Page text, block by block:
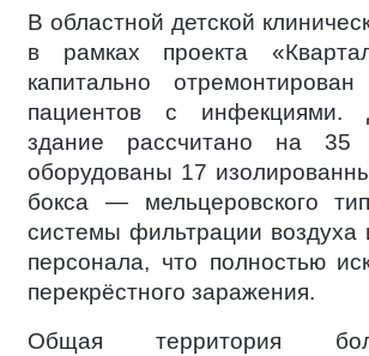
В областной детской
в рамках проекта
капитально
пациентов с инфекциями.
здание рассчитано на 35
оборудованы 17
бокса — мельцеровского
системы фильтрации
персонала, что полностью
перекрёстного заражения.
Общая территория